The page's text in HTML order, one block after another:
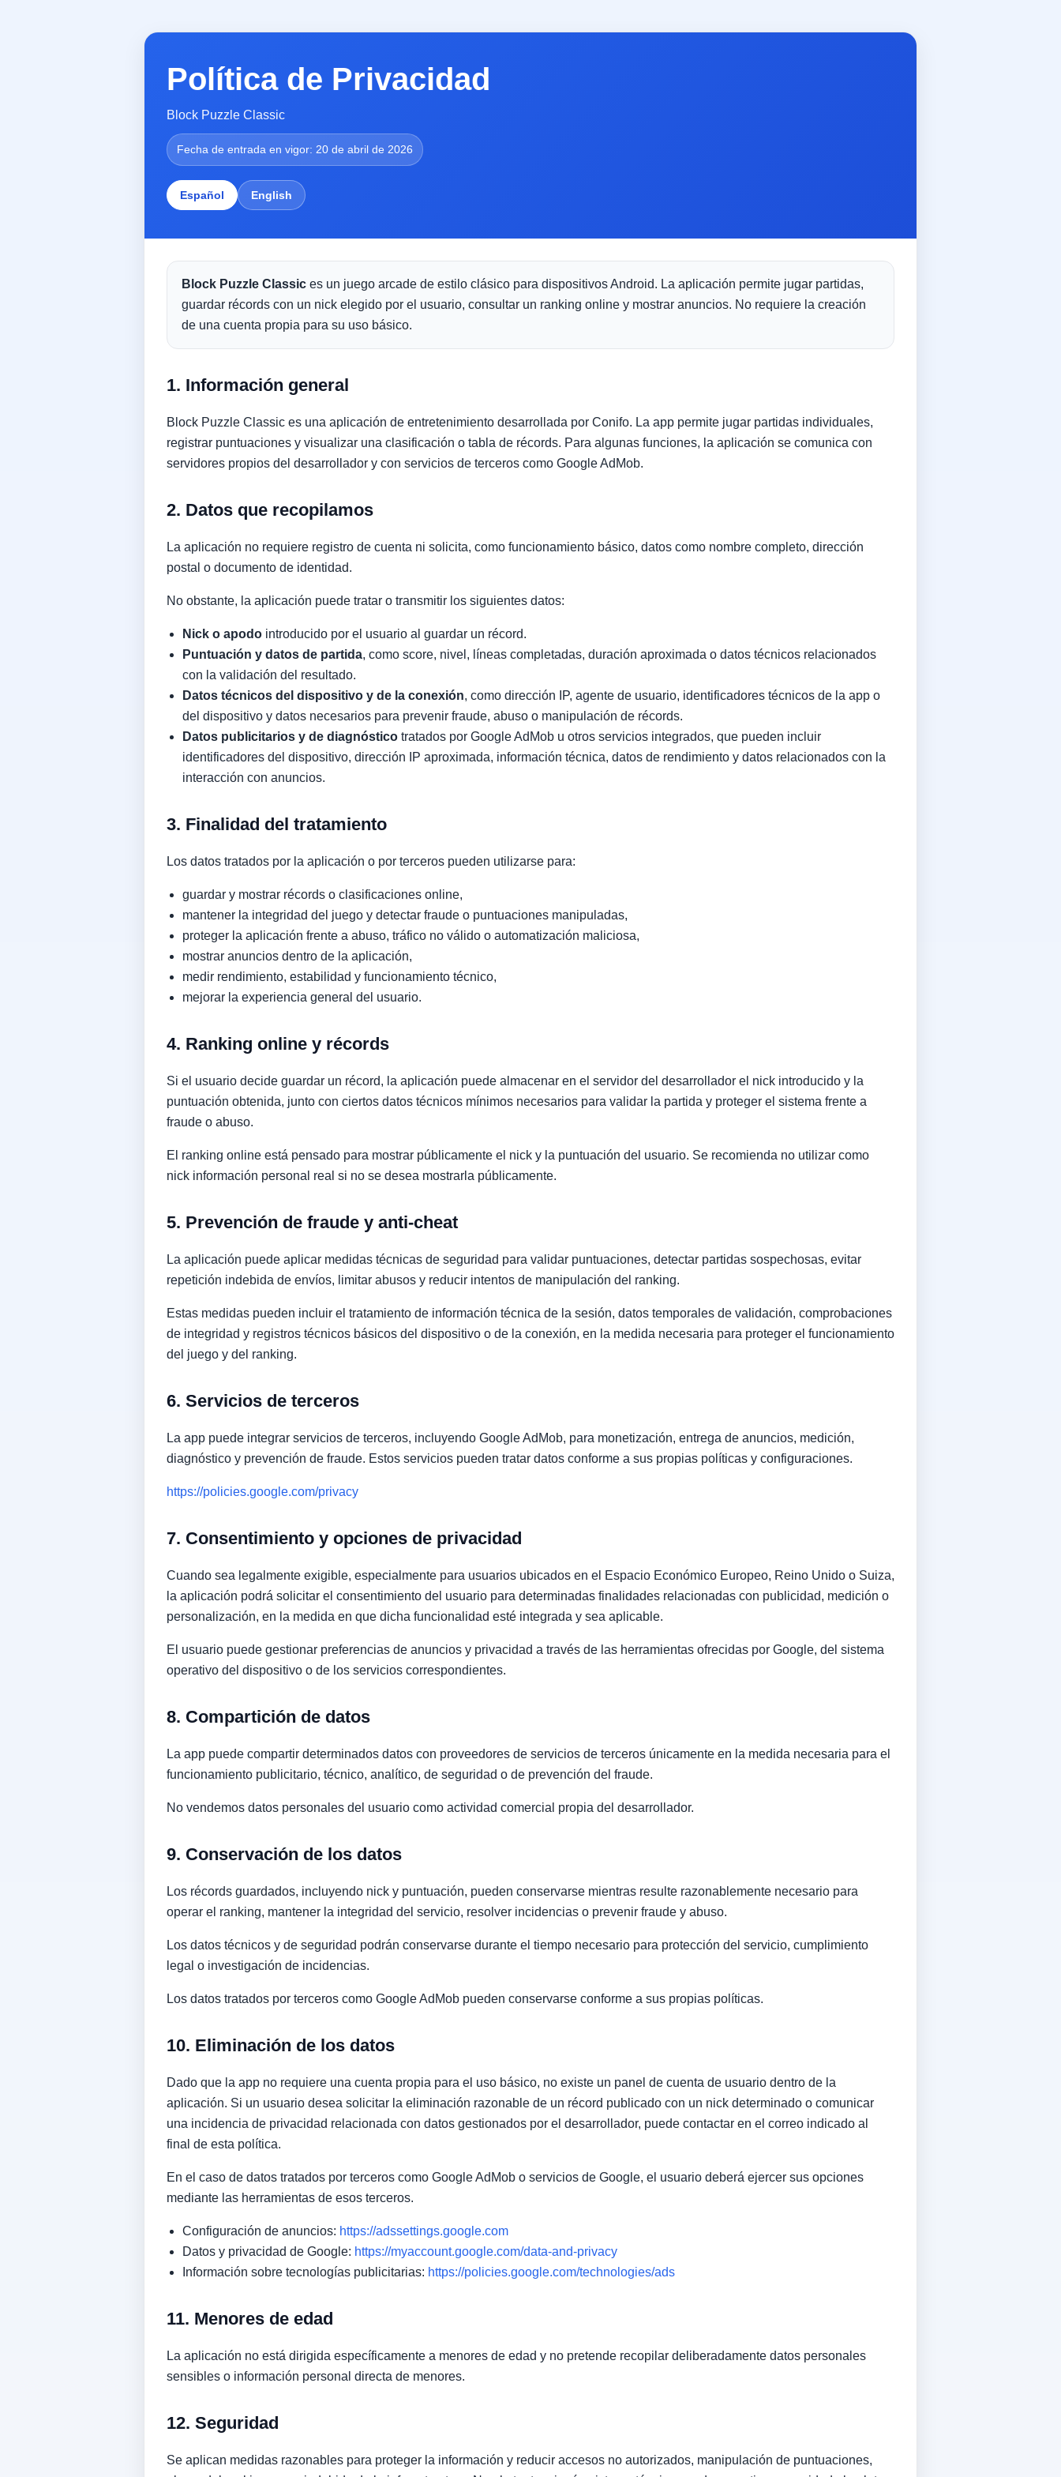
Política de Privacidad
Block Puzzle Classic
Fecha de entrada en vigor: 20 de abril de 2026
Español English
Block Puzzle Classic es un juego arcade de estilo clásico para dispositivos Android. La aplicación permite jugar partidas,
guardar récords con un nick elegido por el usuario, consultar un ranking online y mostrar anuncios. No requiere la creación
de una cuenta propia para su uso básico.
1. Información general
Block Puzzle Classic es una aplicación de entretenimiento desarrollada por Conifo. La app permite jugar partidas individuales,
registrar puntuaciones y visualizar una clasificación o tabla de récords. Para algunas funciones, la aplicación se comunica con
servidores propios del desarrollador y con servicios de terceros como Google AdMob.
2. Datos que recopilamos
La aplicación no requiere registro de cuenta ni solicita, como funcionamiento básico, datos como nombre completo, dirección
postal o documento de identidad.
No obstante, la aplicación puede tratar o transmitir los siguientes datos:
Nick o apodo introducido por el usuario al guardar un récord.
Puntuación y datos de partida, como score, nivel, líneas completadas, duración aproximada o datos técnicos relacionados
con la validación del resultado.
Datos técnicos del dispositivo y de la conexión, como dirección IP, agente de usuario, identificadores técnicos de la app o
del dispositivo y datos necesarios para prevenir fraude, abuso o manipulación de récords.
Datos publicitarios y de diagnóstico tratados por Google AdMob u otros servicios integrados, que pueden incluir
identificadores del dispositivo, dirección IP aproximada, información técnica, datos de rendimiento y datos relacionados con la
interacción con anuncios.
3. Finalidad del tratamiento
Los datos tratados por la aplicación o por terceros pueden utilizarse para:
guardar y mostrar récords o clasificaciones online,
mantener la integridad del juego y detectar fraude o puntuaciones manipuladas,
proteger la aplicación frente a abuso, tráfico no válido o automatización maliciosa,
mostrar anuncios dentro de la aplicación,
medir rendimiento, estabilidad y funcionamiento técnico,
mejorar la experiencia general del usuario.
4. Ranking online y récords
Si el usuario decide guardar un récord, la aplicación puede almacenar en el servidor del desarrollador el nick introducido y la
puntuación obtenida, junto con ciertos datos técnicos mínimos necesarios para validar la partida y proteger el sistema frente a
fraude o abuso.
El ranking online está pensado para mostrar públicamente el nick y la puntuación del usuario. Se recomienda no utilizar como
nick información personal real si no se desea mostrarla públicamente.
5. Prevención de fraude y anti-cheat
La aplicación puede aplicar medidas técnicas de seguridad para validar puntuaciones, detectar partidas sospechosas, evitar
repetición indebida de envíos, limitar abusos y reducir intentos de manipulación del ranking.
Estas medidas pueden incluir el tratamiento de información técnica de la sesión, datos temporales de validación, comprobaciones
de integridad y registros técnicos básicos del dispositivo o de la conexión, en la medida necesaria para proteger el funcionamiento
del juego y del ranking.
6. Servicios de terceros
La app puede integrar servicios de terceros, incluyendo Google AdMob, para monetización, entrega de anuncios, medición,
diagnóstico y prevención de fraude. Estos servicios pueden tratar datos conforme a sus propias políticas y configuraciones.
https://policies.google.com/privacy
7. Consentimiento y opciones de privacidad
Cuando sea legalmente exigible, especialmente para usuarios ubicados en el Espacio Económico Europeo, Reino Unido o Suiza,
la aplicación podrá solicitar el consentimiento del usuario para determinadas finalidades relacionadas con publicidad, medición o
personalización, en la medida en que dicha funcionalidad esté integrada y sea aplicable.
El usuario puede gestionar preferencias de anuncios y privacidad a través de las herramientas ofrecidas por Google, del sistema
operativo del dispositivo o de los servicios correspondientes.
8. Compartición de datos
La app puede compartir determinados datos con proveedores de servicios de terceros únicamente en la medida necesaria para el
funcionamiento publicitario, técnico, analítico, de seguridad o de prevención del fraude.
No vendemos datos personales del usuario como actividad comercial propia del desarrollador.
9. Conservación de los datos
Los récords guardados, incluyendo nick y puntuación, pueden conservarse mientras resulte razonablemente necesario para
operar el ranking, mantener la integridad del servicio, resolver incidencias o prevenir fraude y abuso.
Los datos técnicos y de seguridad podrán conservarse durante el tiempo necesario para protección del servicio, cumplimiento
legal o investigación de incidencias.
Los datos tratados por terceros como Google AdMob pueden conservarse conforme a sus propias políticas.
10. Eliminación de los datos
Dado que la app no requiere una cuenta propia para el uso básico, no existe un panel de cuenta de usuario dentro de la
aplicación. Si un usuario desea solicitar la eliminación razonable de un récord publicado con un nick determinado o comunicar
una incidencia de privacidad relacionada con datos gestionados por el desarrollador, puede contactar en el correo indicado al
final de esta política.
En el caso de datos tratados por terceros como Google AdMob o servicios de Google, el usuario deberá ejercer sus opciones
mediante las herramientas de esos terceros.
Configuración de anuncios: https://adssettings.google.com
Datos y privacidad de Google: https://myaccount.google.com/data-and-privacy
Información sobre tecnologías publicitarias: https://policies.google.com/technologies/ads
11. Menores de edad
La aplicación no está dirigida específicamente a menores de edad y no pretende recopilar deliberadamente datos personales
sensibles o información personal directa de menores.
12. Seguridad
Se aplican medidas razonables para proteger la información y reducir accesos no autorizados, manipulación de puntuaciones,